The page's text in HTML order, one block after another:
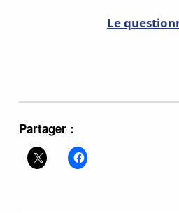
Le
Partager :